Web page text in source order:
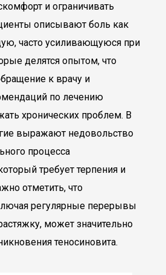
и ограничивать
описывают боль как
часто усиливающуюся при
делятся опытом, что
к врачу и
по лечению
хронических проблем. В
выражают недовольство
процесса
требует терпения и
отметить, что
регулярные перерывы
может значительно
теносиновита.